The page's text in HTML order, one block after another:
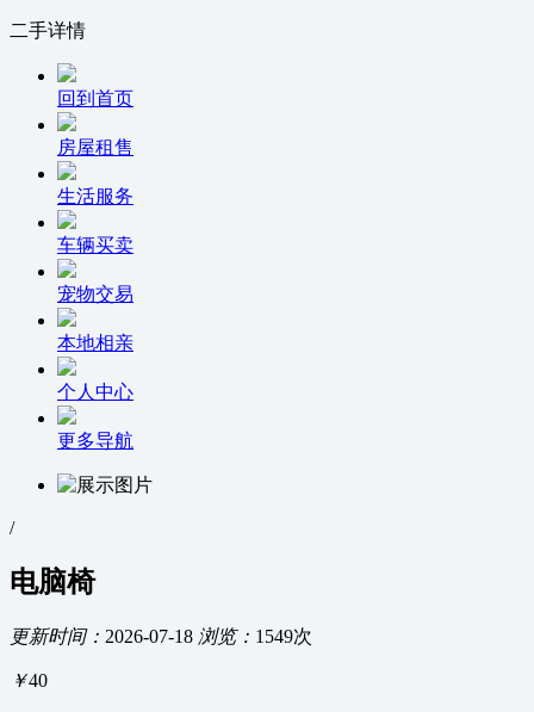
二手详情
回到首页
房屋租售
生活服务
车辆买卖
宠物交易
本地相亲
个人中心
更多导航
/
电脑椅
更新时间： 2026-07-18 浏览： 1549次
￥40